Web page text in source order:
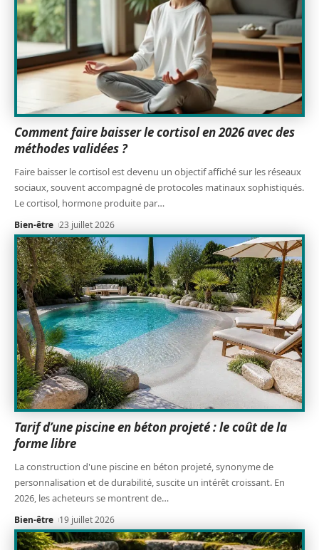
Comment faire baisser le cortisol en 2026 avec des
méthodes validées ?
Faire baisser le cortisol est devenu un objectif affiché sur les réseaux
sociaux, souvent accompagné de protocoles matinaux sophistiqués.
Le cortisol, hormone produite par…
Bien-être 23 juillet 2026
Tarif d’une piscine en béton projeté : le coût de la
forme libre
La construction d'une piscine en béton projeté, synonyme de
personnalisation et de durabilité, suscite un intérêt croissant. En
2026, les acheteurs se montrent de…
Bien-être 19 juillet 2026